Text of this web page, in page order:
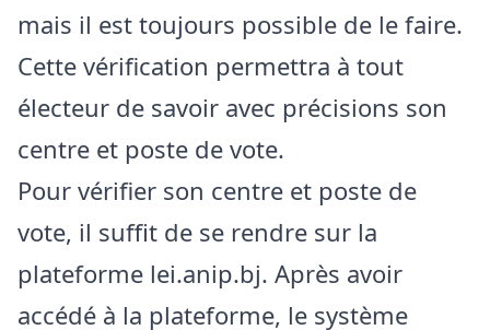
mais il est toujours possible de le faire.
Cette vérification permettra à tout
électeur de savoir avec précisions son
centre et poste de vote.
Pour vérifier son centre et poste de
vote, il suffit de se rendre sur la
plateforme lei.anip.bj. Après avoir
accédé à la plateforme, le système